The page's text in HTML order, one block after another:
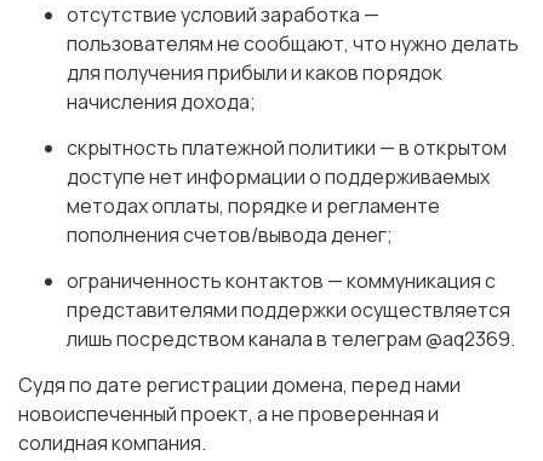
отсутствие условий заработка —
пользователям не сообщают, что нужно делать
для получения прибыли и каков порядок
начисления дохода;
скрытность платежной политики — в открытом
доступе нет информации о поддерживаемых
методах оплаты, порядке и регламенте
пополнения счетов/вывода денег;
ограниченность контактов — коммуникация с
представителями поддержки осуществляется
лишь посредством канала в телеграм @aq2369.
Судя по дате регистрации домена, перед нами
новоиспеченный проект, а не проверенная и
солидная компания.